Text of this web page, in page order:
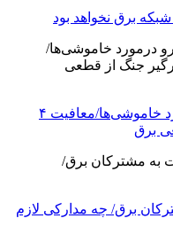
برق نخواهد بود
آخرین اظهارات وزیر نیرو درمورد خاموشی‌ها/معافیت ۴
برق
برق/ چه مدارکی لازم